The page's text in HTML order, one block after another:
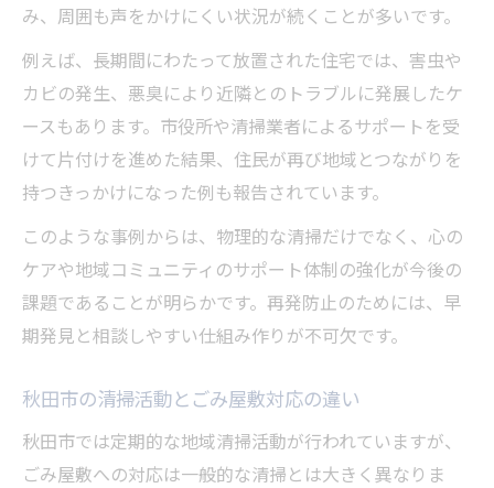
み、周囲も声をかけにくい状況が続くことが多いです。
例えば、長期間にわたって放置された住宅では、害虫や
カビの発生、悪臭により近隣とのトラブルに発展したケ
ースもあります。市役所や清掃業者によるサポートを受
けて片付けを進めた結果、住民が再び地域とつながりを
持つきっかけになった例も報告されています。
このような事例からは、物理的な清掃だけでなく、心の
ケアや地域コミュニティのサポート体制の強化が今後の
課題であることが明らかです。再発防止のためには、早
期発見と相談しやすい仕組み作りが不可欠です。
秋田市の清掃活動とごみ屋敷対応の違い
秋田市では定期的な地域清掃活動が行われていますが、
ごみ屋敷への対応は一般的な清掃とは大きく異なりま